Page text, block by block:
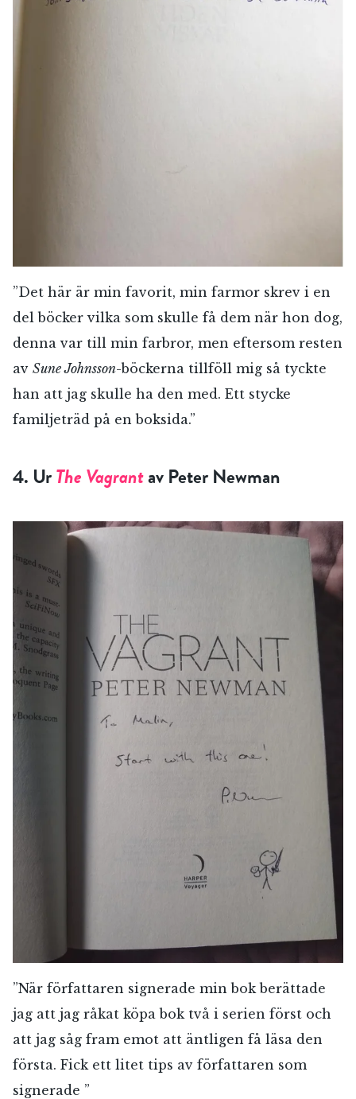
”Det här är min favorit, min farmor skrev i en
del böcker vilka som skulle få dem när hon dog,
denna var till min farbror, men eftersom resten
av Sune Johnsson-böckerna tillföll mig så tyckte
han att jag skulle ha den med. Ett stycke
familjeträd på en boksida.”
4. UrThe Vagrantav Peter Newman
”När författaren signerade min bok berättade
jag att jag råkat köpa bok två i serien först och
att jag såg fram emot att äntligen få läsa den
första. Fick ett litet tips av författaren som
signerade ”